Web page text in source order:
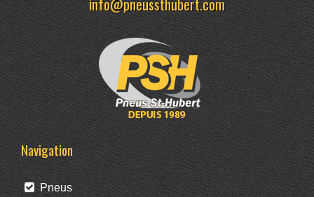
Navigation
Pneus